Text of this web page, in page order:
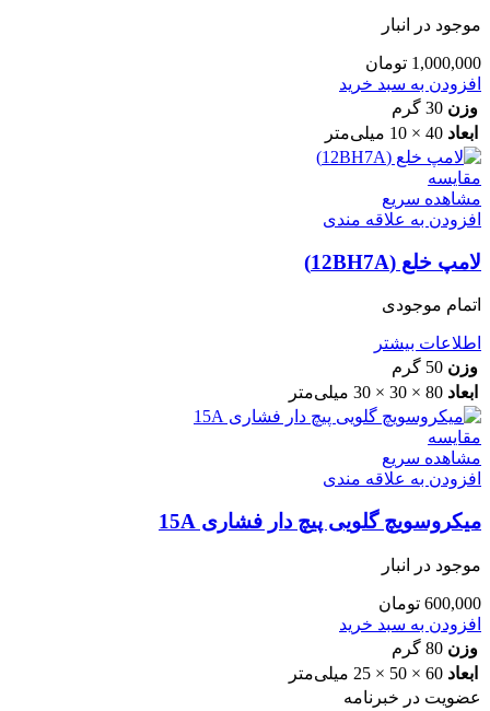
موجود در انبار
1,000,000 تومان
افزودن به سبد خرید
وزن 30 گرم
ابعاد 40 × 10 میلی‌متر
مقایسه
مشاهده سریع
افزودن به علاقه مندی
لامپ خلع (12BH7A)
اتمام موجودی
اطلاعات بیشتر
وزن 50 گرم
ابعاد 80 × 30 × 30 میلی‌متر
مقایسه
مشاهده سریع
افزودن به علاقه مندی
میکروسویچ گلویی پیچ دار فشاری 15A
موجود در انبار
600,000 تومان
افزودن به سبد خرید
وزن 80 گرم
ابعاد 60 × 50 × 25 میلی‌متر
عضویت در خبرنامه